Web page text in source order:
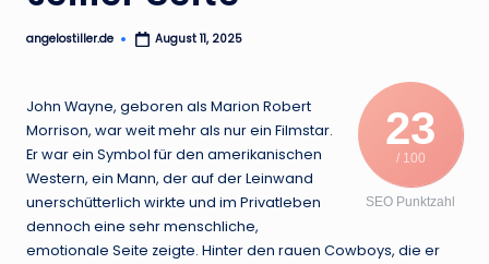
.
e
Posted
angelostiller.de August 11, 2025
23
/ 100
SEO Punktzahl
John Wayne, geboren als Marion Robert
Morrison, war weit mehr als nur ein Filmstar.
Er war ein Symbol für den amerikanischen
Western, ein Mann, der auf der Leinwand
unerschütterlich wirkte und im Privatleben
dennoch eine sehr menschliche,
emotionale Seite zeigte. Hinter den rauen Cowboys, die er